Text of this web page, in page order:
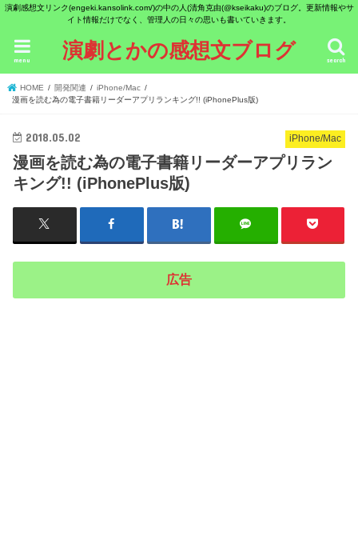
演劇感想文リンク(engeki.kansolink.com/)の中の人(清角克由(@kseikaku)のブログ。更新情報やサ
イト情報だけでなく、管理人の日々の思いも書いていきます。
演劇とかの感想文ブログ search
menu
HOME 開発関連
iPhone/Mac
漫画を読む為の電子書籍リーダーアプリランキング!! (iPhonePlus版)
iPhone/Mac
2018.05.02
漫画を読む為の電子書籍リーダーアプリラン
キング!! (iPhonePlus版)
広告